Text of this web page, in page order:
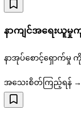
နာကျင်အရေးယူမှု
နာအုပ်စောင့်ရှောက်မှု ကို
အသေးစိတ်ကြည့်ရန် →